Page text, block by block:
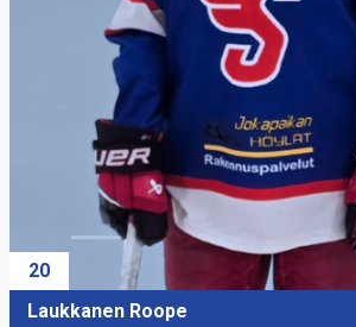
20
Laukkanen Roope